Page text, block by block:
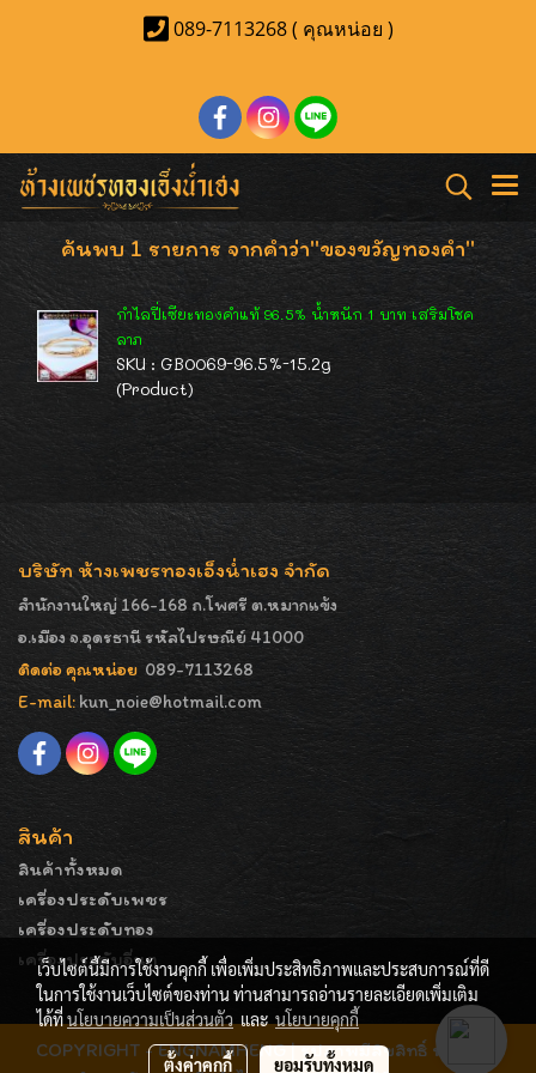
089-7113268 ( คุณหน่อย )
ค้นพบ 1 รายการ จากคำว่า"ของขวัญทองคำ"
กำไลปี่เซียะทองคำแท้ 96.5% น้ำหนัก 1 บาท เสริมโชค
ลาภ
SKU : GB0069-96.5%-15.2g
(Product)
บริษัท ห้างเพชรทองเอ็งน่ำเฮง จำกัด
สำนักงานใหญ่ 166-168 ถ.โพศรี ต.หมากแข้ง
อ.เมือง จ.อุดรธานี รหัสไปรษณีย์ 41000
ติดต่อ คุณหน่อย 089-7113268
E-mail: kun_noie@hotmail.com
สินค้า
สินค้าทั้งหมด
เครื่องประดับเพชร
เครื่องประดับทอง
เครื่องประดับอื่นๆ
COPYRIGHT - ENGNAMHENG | รูปภาพมีลิขสิทธิ์ ห้ามมิให้
เว็บไซต์นี้มีการใช้งานคุกกี้ เพื่อเพิ่มประสิทธิภาพและประสบการณ์ที่ดี
ในการใช้งานเว็บไซต์ของท่าน ท่านสามารถอ่านรายละเอียดเพิ่มเติม
ได้ที่นโยบายความเป็นส่วนตัวและนโยบายคุกกี้
ตั้งค่าคุกกี้ ยอมรับทั้งหมด